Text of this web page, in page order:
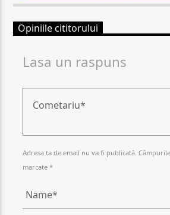
Opiniile cititorului
Lasa un raspuns
Adresa ta de email nu va fi publicată.
marcate *